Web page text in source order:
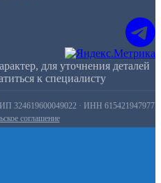
для уточнения деталей
к специалисту
324619600049022 · ИНН 615421947977
соглашение